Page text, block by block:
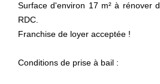
Surface d'environ 17 m² à rénover
RDC.
Franchise de loyer acceptée !
Conditions de prise à bail :